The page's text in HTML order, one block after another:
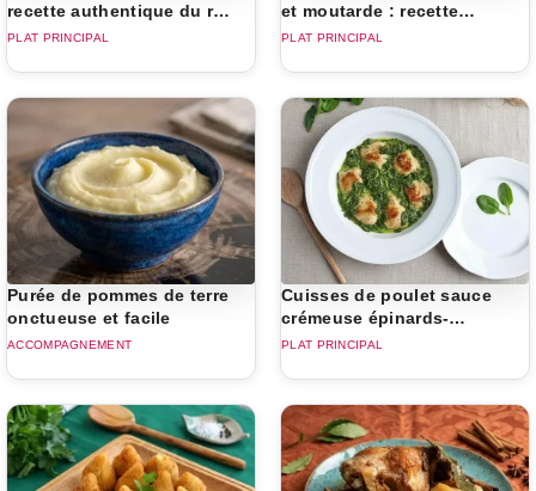
recette authentique du riz
frit indonésien
PLAT PRINCIPAL
et moutarde : recette
rapide pour le dîner
PLAT PRINCIPAL
Purée de pommes de terre
onctueuse et facile
ACCOMPAGNEMENT
Cuisses de poulet sauce
crémeuse épinards-
champignons
PLAT PRINCIPAL